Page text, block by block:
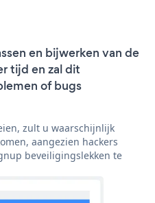
en bijwerken van de
tijd en zal dit
of bugs
zult u waarschijnlijk
aangezien hackers
beveiligingslekken te